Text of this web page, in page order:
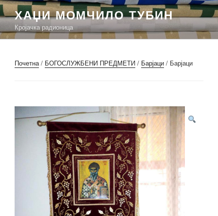
Скочи
на
садржај
ХАЏИ МОМЧИЛО ТУБИН
Кројачка радионица
Почетна / БОГОСЛУЖБЕНИ ПРЕДМЕТИ / Барјаци / Барјаци